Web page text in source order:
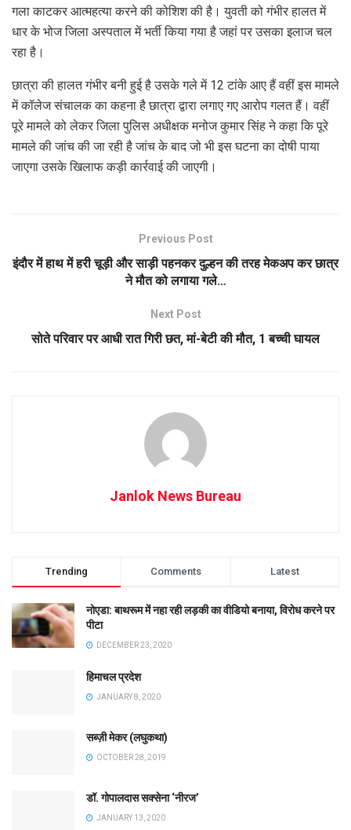
गला काटकर आत्महत्या करने की कोशिश की है। युवती को गंभीर हालत में
धार के भोज जिला अस्पताल में भर्ती किया गया है जहां पर उसका इलाज चल
रहा है।
छात्रा की हालत गंभीर बनी हुई है उसके गले में 12 टांके आए हैं वहीं इस मामले
में कॉलेज संचालक का कहना है छात्रा द्वारा लगाए गए आरोप गलत हैं। वहीं
पूरे मामले को लेकर जिला पुलिस अधीक्षक मनोज कुमार सिंह ने कहा कि पूरे
मामले की जांच की जा रही है जांच के बाद जो भी इस घटना का दोषी पाया
जाएगा उसके खिलाफ कड़ी कार्रवाई की जाएगी।
Previous Post
इंदौर में हाथ में हरी चूड़ी और साड़ी पहनकर दुल्हन की तरह मेकअप कर छात्र
ने मौत को लगाया गले…
Next Post
सोते परिवार पर आधी रात गिरी छत, मां-बेटी की मौत, 1 बच्ची घायल
Janlok News Bureau
Trending Comments Latest
नोएडा: बाथरूम में नहा रही लड़की का वीडियो बनाया, विरोध करने पर
पीटा
DECEMBER 23, 2020
हिमाचल प्रदेश
JANUARY 8, 2020
सब्ज़ी मेकर (लघुकथा)
OCTOBER 28, 2019
डॉ. गोपालदास सक्सेना ‘नीरज’
JANUARY 13, 2020